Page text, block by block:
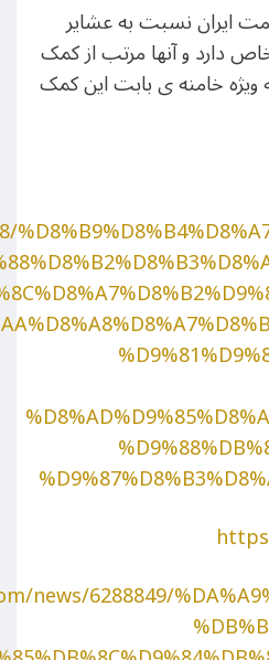
ایران نسبت به عشایر
دارد و آنها مرتب از کمک
خامنه ی بابت این کمک
news/6288849/